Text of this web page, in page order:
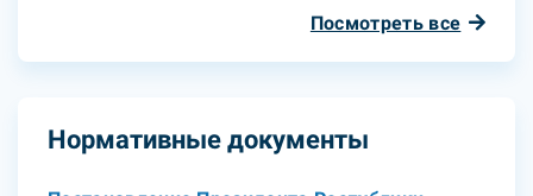
Посмотреть все
Нормативные документы